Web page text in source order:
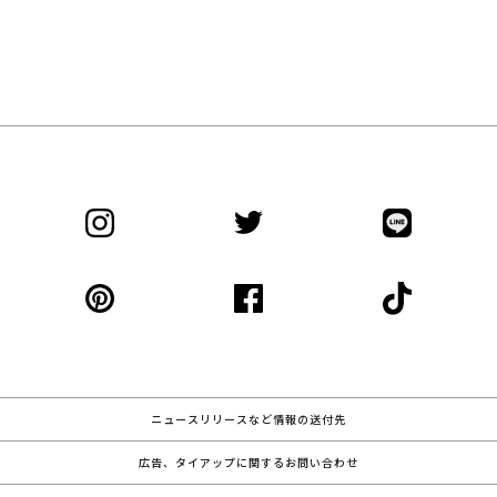
ニュースリリースなど情報の送付先
広告、タイアップに関するお問い合わせ